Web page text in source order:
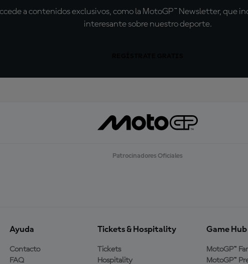
a contenidos exclusivos, como la MotoGP™ Newsletter, que
interesante sobre nuestro deporte.
Patrocinadores Oficiales
Ayuda
Contacto
FAQ
Tickets & Hospitality
Tickets
Hospitality
Game Hub
MotoGP™
MotoGP™